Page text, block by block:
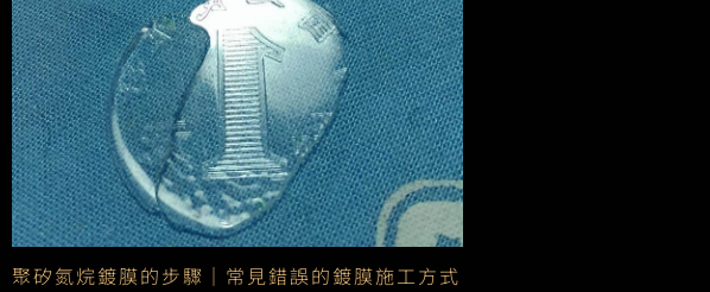
聚矽氮烷鍍膜的步驟｜常見錯誤的鍍膜施工方式